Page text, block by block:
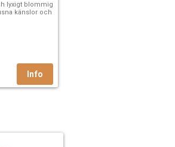
lyxigt blommig
känslor och